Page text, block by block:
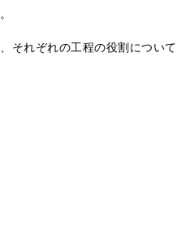
それぞれの工程の役割について